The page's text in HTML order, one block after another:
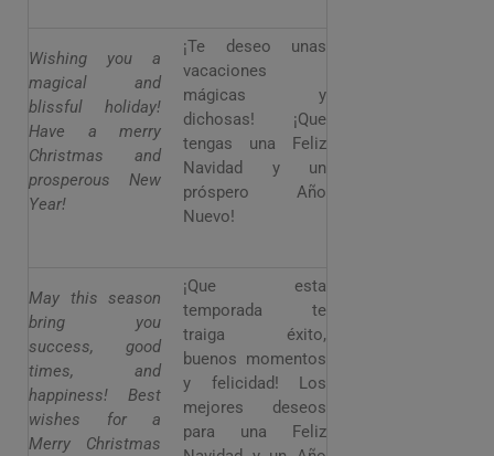
Wishing you a
magical and
blissful holiday!
Have a merry
Christmas and
prosperous New
Year!
¡Te deseo unas
vacaciones
mágicas y
dichosas! ¡Que
tengas una Feliz
Navidad y un
próspero Año
Nuevo!
May this season
bring you
success, good
times, and
happiness! Best
wishes for a
Merry Christmas
¡Que esta
temporada te
traiga éxito,
buenos momentos
y felicidad! Los
mejores deseos
para una Feliz